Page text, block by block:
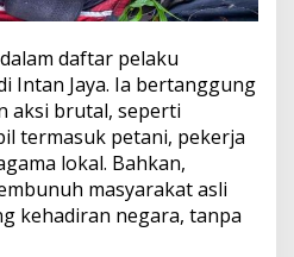
daftar pelaku
Intan Jaya. Ia bertanggung
aksi brutal, seperti
termasuk petani, pekerja
lokal. Bahkan,
masyarakat asli
kehadiran negara, tanpa